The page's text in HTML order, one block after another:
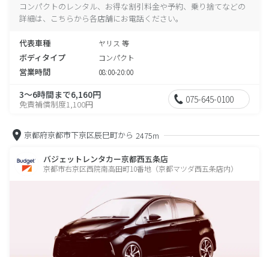
コンパクトのレンタル、お得な割引料金や予約、乗り捨てなどの
詳細は、こちらから各店舗にお電話ください。
代表車種 ヤリス 等
ボディタイプ コンパクト
営業時間 08:00-20:00
3～6時間まで6,160円
免責補償制度1,100円 075-645-0100
京都府京都市下京区辰巳町から 2475m
バジェットレンタカー京都西五条店
京都市右京区西院南高田町10番地（京都マツダ西五条店内）